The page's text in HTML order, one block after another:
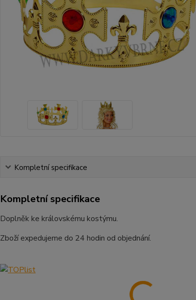
Kompletní specifikace
Kompletní specifikace
Doplněk ke královskému kostýmu.
Zboží expedujeme do 24 hodin od objednání.